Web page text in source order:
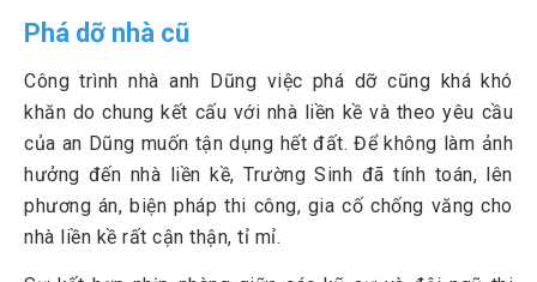
Phá dỡ nhà cũ
Công trình nhà anh Dũng việc phá dỡ cũng khá khó
khăn do chung kết cấu với nhà liền kề và theo yêu cầu
của an Dũng muốn tận dụng hết đất. Để không làm ảnh
hưởng đến nhà liền kề, Trường Sinh đã tính toán, lên
phương án, biện pháp thi công, gia cố chống văng cho
nhà liền kề rất cận thận, tỉ mỉ.